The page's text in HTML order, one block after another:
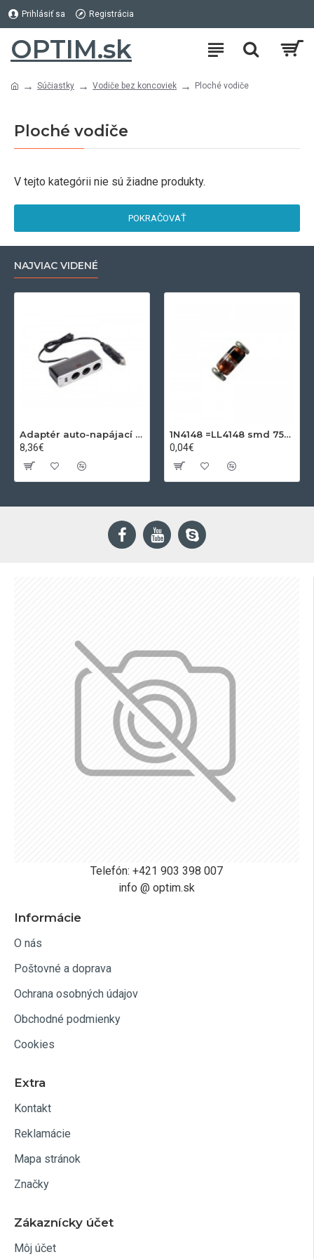
Prihlásiť sa Registrácia
OPTIM.sk
Súčiastky Vodiče bez koncoviek Ploché vodiče
Ploché vodiče
V tejto kategórii nie sú žiadne produkty.
POKRAČOVAŤ
NAJVIAC VIDENÉ
Adaptér auto-napájací 1xkon./3x zdierka- 12/24V, USB 1000mA
8,36€
1N4148 =LL4148 smd 75V,0.15A SOD80C
0,04€
Telefón: +421 903 398 007
info @ optim.sk
Informácie
O nás
Poštovné a doprava
Ochrana osobných údajov
Obchodné podmienky
Cookies
Extra
Kontakt
Reklamácie
Mapa stránok
Značky
Zákaznícky účet
Môj účet